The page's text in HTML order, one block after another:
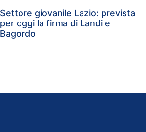
Settore giovanile Lazio: prevista
per oggi la firma di Landi e
Bagordo